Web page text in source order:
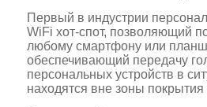
Первый в индустрии
WiFi хот-спот, позволяющий
любому смартфону или
обеспечивающий передачу
персональных устройств в
находятся вне зоны покрытия